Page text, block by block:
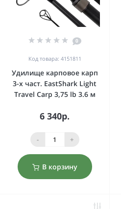
0
Код товара: 4151811
Удилище карповое карп
3-х част. EastShark Light
Travel Carp 3,75 lb 3.6 м
6 340р.
- +
В корзину